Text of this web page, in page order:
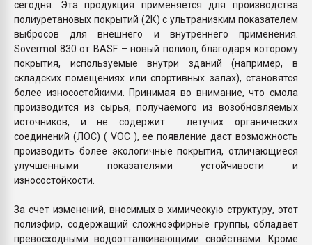
сегодня. Эта продукция применяется для производства
полиуретановых покрытий (2К) с ультранизким показателем
выбросов для внешнего и внутреннего применения.
Sovermol 830 от BASF – новый полиол, благодаря которому
покрытия, используемые внутри зданий (например, в
складских помещениях или спортивных залах), становятся
более износостойкими. Принимая во внимание, что смола
производится из сырья, получаемого из возобновляемых
источников, и не содержит летучих органических
соединений (ЛОС) ( VOC ), ее появление даст возможность
производить более экологичные покрытия, отличающиеся
улучшенными показателями устойчивости и
износостойкости.
За счет изменений, вносимых в химическую структуру, этот
полиэфир, содержащий сложноэфирные группы, обладает
превосходными водоотталкивающими свойствами. Кроме